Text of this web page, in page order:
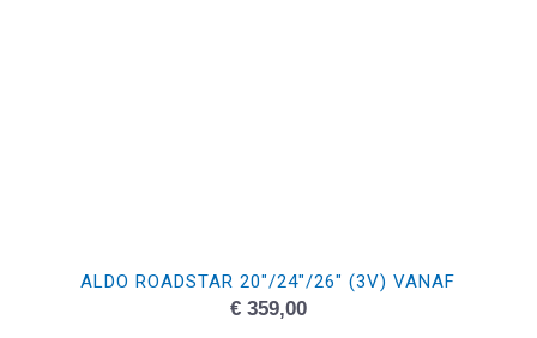
ALDO ROADSTAR 20″/24″/26″ (3V) VANAF
€359,00